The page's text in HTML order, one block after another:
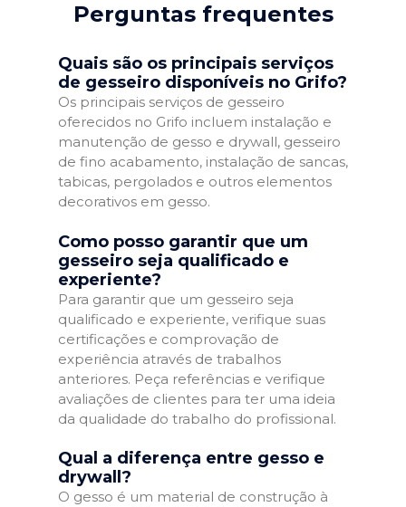
Perguntas frequentes
Quais são os principais serviços
de gesseiro disponíveis no Grifo?
Os principais serviços de gesseiro
oferecidos no Grifo incluem instalação e
manutenção de gesso e drywall, gesseiro
de fino acabamento, instalação de sancas,
tabicas, pergolados e outros elementos
decorativos em gesso.
Como posso garantir que um
gesseiro seja qualificado e
experiente?
Para garantir que um gesseiro seja
qualificado e experiente, verifique suas
certificações e comprovação de
experiência através de trabalhos
anteriores. Peça referências e verifique
avaliações de clientes para ter uma ideia
da qualidade do trabalho do profissional.
Qual a diferença entre gesso e
drywall?
O gesso é um material de construção à